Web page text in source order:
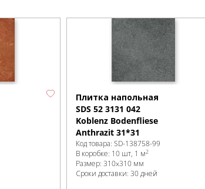
Плитка напольная
SDS 52 3131 042
Koblenz Bodenfliese
Anthrazit 31*31
Код товара: SD-138758-99
В коробке: 10 шт, 1 м2
Размер: 310x310 мм
Сроки доставки: 30 дней